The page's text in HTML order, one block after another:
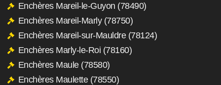
Enchères Mareil-le-Guyon (78490)
Enchères Mareil-Marly (78750)
Enchères Mareil-sur-Mauldre (78124)
Enchères Marly-le-Roi (78160)
Enchères Maule (78580)
Enchères Maulette (78550)